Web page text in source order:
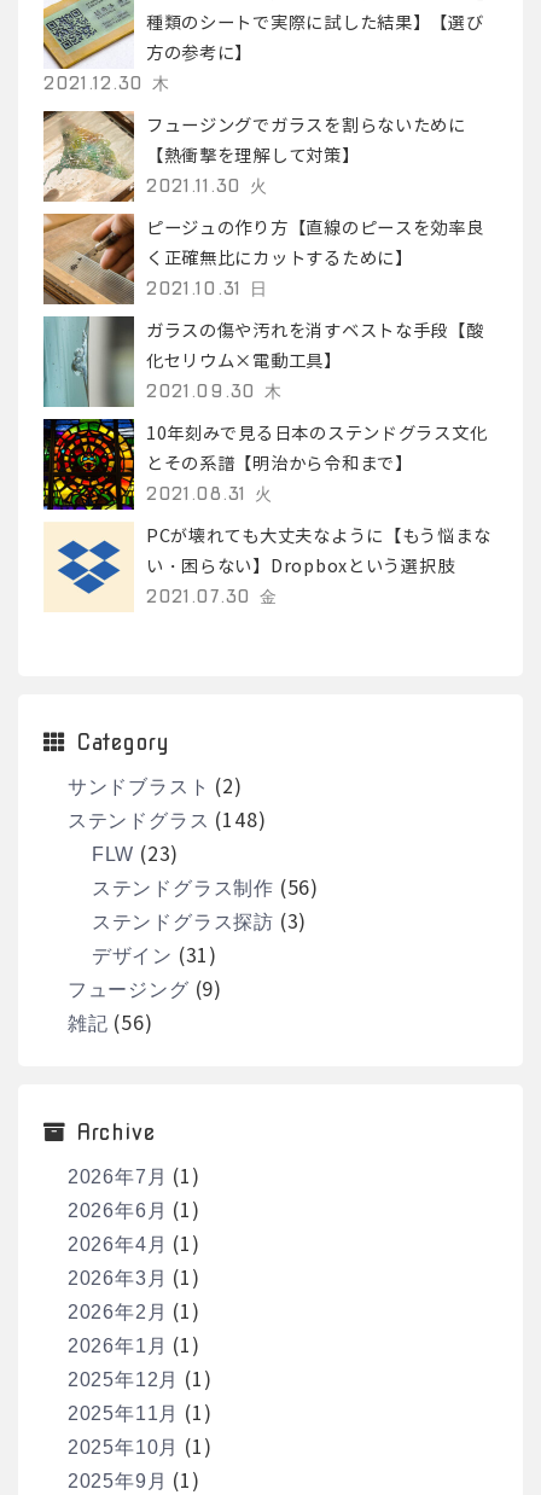
種類のシートで実際に試した結果】【選び
方の参考に】
2021.12.30 木
フュージングでガラスを割らないために
【熱衝撃を理解して対策】
2021.11.30 火
ピージュの作り方【直線のピースを効率良
く正確無比にカットするために】
2021.10.31 日
ガラスの傷や汚れを消すベストな手段【酸
化セリウム×電動工具】
2021.09.30 木
10年刻みで見る日本のステンドグラス文化
とその系譜【明治から令和まで】
2021.08.31 火
PCが壊れても大丈夫なように【もう悩まな
い・困らない】Dropboxという選択肢
2021.07.30 金
Category
サンドブラスト (2)
ステンドグラス (148)
FLW (23)
ステンドグラス制作 (56)
ステンドグラス探訪 (3)
デザイン (31)
フュージング (9)
雑記 (56)
Archive
2026年7月 (1)
2026年6月 (1)
2026年4月 (1)
2026年3月 (1)
2026年2月 (1)
2026年1月 (1)
2025年12月 (1)
2025年11月 (1)
2025年10月 (1)
2025年9月 (1)